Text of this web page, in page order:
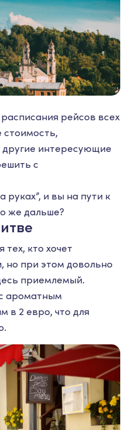
рейсов всех
стоимость,
другие интересующие
с
руках”, и вы на пути к
же дальше?
кто хочет
но при этом довольно
приемлемый.
ароматным
в 2 евро, что для